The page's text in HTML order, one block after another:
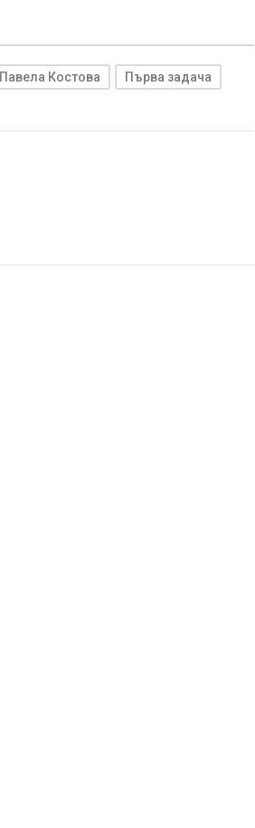
Павела Костова Първа задача